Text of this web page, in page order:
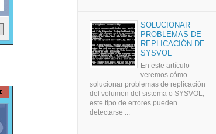
SOLUCIONAR
PROBLEMAS DE
REPLICACIÓN DE
SYSVOL
En este artículo
veremos cómo
solucionar problemas de replicación
del volumen del sistema o SYSVOL,
este tipo de errores pueden
detectarse ...